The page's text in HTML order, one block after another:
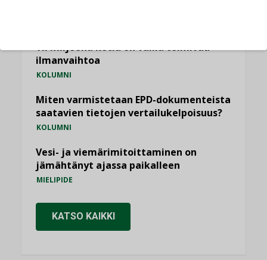
Yli miljoona kotia on vailla toimivaa
ilmanvaihtoa
KOLUMNI
Miten varmistetaan EPD-dokumenteista
saatavien tietojen vertailukelpoisuus?
KOLUMNI
Vesi- ja viemärimitoittaminen on
jämähtänyt ajassa paikalleen
MIELIPIDE
KATSO KAIKKI